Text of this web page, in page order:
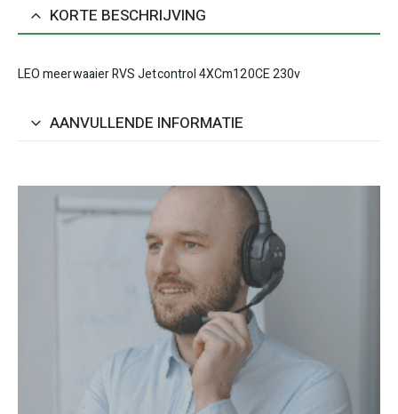
KORTE BESCHRIJVING
LEO meerwaaier RVS Jetcontrol 4XCm120CE 230v
AANVULLENDE INFORMATIE